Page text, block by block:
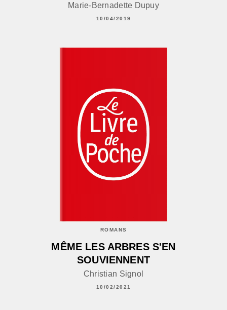
Marie-Bernadette Dupuy
10/04/2019
ROMANS
MÊME LES ARBRES S'EN
SOUVIENNENT
Christian Signol
10/02/2021